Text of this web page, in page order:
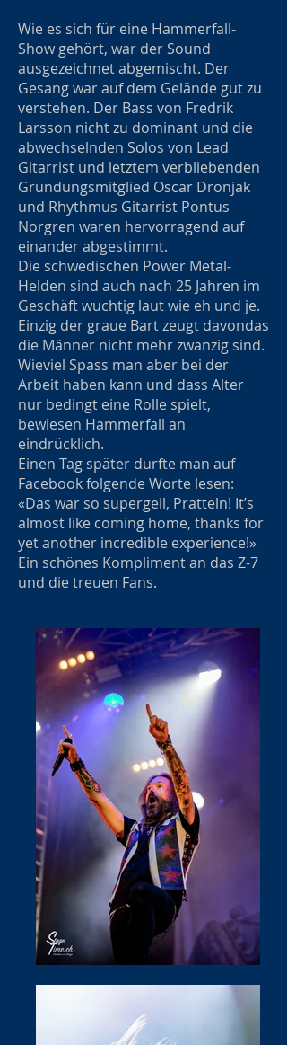
Wie es sich für eine Hammerfall-
Show gehört, war der Sound
ausgezeichnet abgemischt. Der
Gesang war auf dem Gelände gut zu
verstehen. Der Bass von Fredrik
Larsson nicht zu dominant und die
abwechselnden Solos von Lead
Gitarrist und letztem verbliebenden
Gründungsmitglied Oscar Dronjak
und Rhythmus Gitarrist Pontus
Norgren waren hervorragend auf
einander abgestimmt.
Die schwedischen Power Metal-
Helden sind auch nach 25 Jahren im
Geschäft wuchtig laut wie eh und je.
Einzig der graue Bart zeugt davondas
die Männer nicht mehr zwanzig sind.
Wieviel Spass man aber bei der
Arbeit haben kann und dass Alter
nur bedingt eine Rolle spielt,
bewiesen Hammerfall an
eindrücklich.
Einen Tag später durfte man auf
Facebook folgende Worte lesen:
«Das war so supergeil, Pratteln! It’s
almost like coming home, thanks for
yet another incredible experience!»
Ein schönes Kompliment an das Z-7
und die treuen Fans.